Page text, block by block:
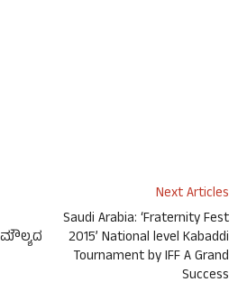
ಮೌಲ್ಯದ
Next Articles
Saudi Arabia: ‘Fraternity Fest
2015’ National level Kabaddi
Tournament by IFF A Grand
Success